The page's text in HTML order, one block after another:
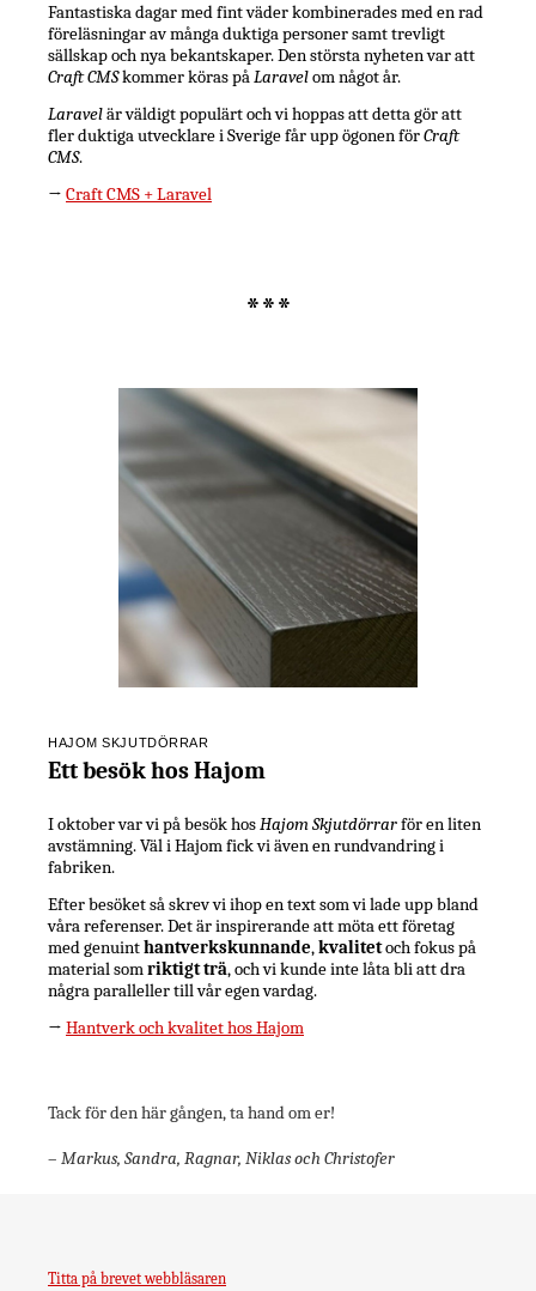
Fantastiska dagar med fint väder kombinerades med en rad
föreläsningar av många duktiga personer samt trevligt
sällskap och nya bekantskaper. Den största nyheten var att
Craft CMSkommer köras påLaravelom något år.
Laravelär väldigt populärt och vi hoppas att detta gör att
fler duktiga utvecklare i Sverige får upp ögonen förCraft
CMS.
→ Craft CMS + Laravel
***
HAJOM SKJUTDÖRRAR
Ett besök hos Hajom
I oktober var vi på besök hosHajom Skjutdörrarför en liten
avstämning. Väl i Hajom fick vi även en rundvandring i
fabriken.
Efter besöket så skrev vi ihop en text som vi lade upp bland
våra referenser. Det är inspirerande att möta ett företag
med genuinthantverkskunnande,kvalitetoch fokus på
material somriktigt trä, och vi kunde inte låta bli att dra
några paralleller till vår egen vardag.
→ Hantverk och kvalitet hos Hajom
Tack för den här gången, ta hand om er!
– Markus, Sandra, Ragnar, Niklas och Christofer
Titta på brevet webbläsaren